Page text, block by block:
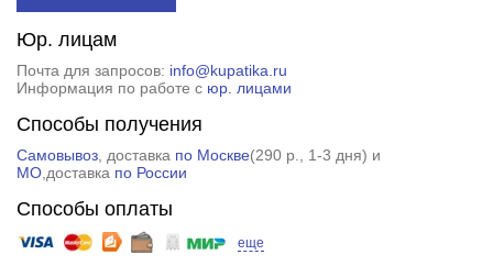
Юр. лицам
Почта для запросов: info@kupatika.ru
Информация по работе с юр. лицами
Способы получения
Самовывоз, доставка по Москве(290 р.
, 1-3 дня) и
МО,доставка по России
Способы оплаты
еще